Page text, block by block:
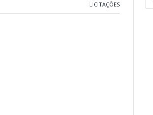
LICITAÇÕES